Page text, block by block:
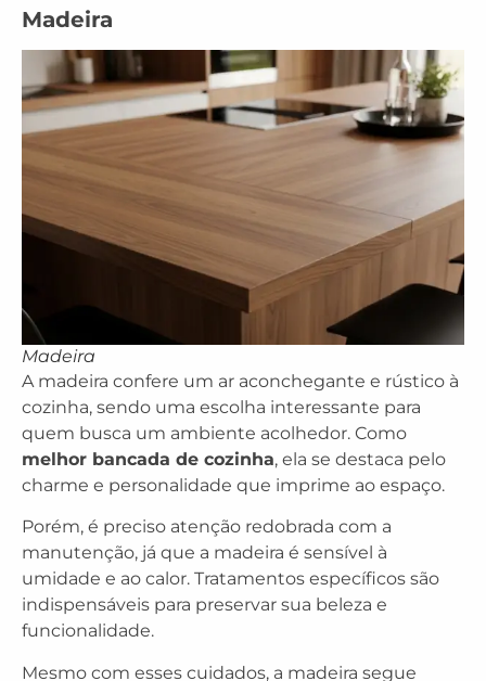
Madeira
Madeira
A madeira confere um ar aconchegante e rústico à
cozinha, sendo uma escolha interessante para
quem busca um ambiente acolhedor. Como
melhor bancada de cozinha, ela se destaca pelo
charme e personalidade que imprime ao espaço.
Porém, é preciso atenção redobrada com a
manutenção, já que a madeira é sensível à
umidade e ao calor. Tratamentos específicos são
indispensáveis para preservar sua beleza e
funcionalidade.
Mesmo com esses cuidados, a madeira segue